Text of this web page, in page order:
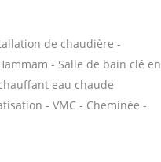
de chaudière -
- Salle de bain clé en
eau chaude
- VMC - Cheminée -